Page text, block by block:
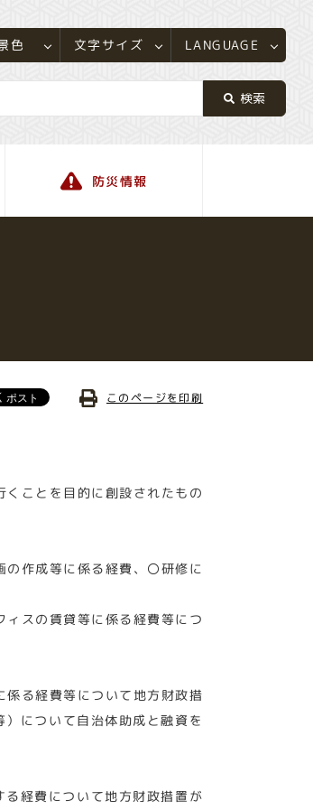
色 文字サイズ LANGUAGE
防災情報
このページを印刷
ことを目的に創設されたもの
作成等に係る経費、〇研修に
スの賃貸等に係る経費等につ
る経費等について地方財政措
について自治体助成と融資を
経費について地方財政措置が